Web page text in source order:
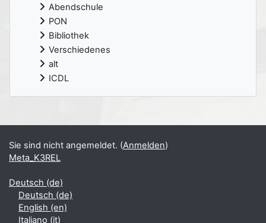
Abendschule
PON
Bibliothek
Verschiedenes
alt
ICDL
Ergänzungsblöcke
Sie sind nicht angemeldet. (Anmelden)
Meta_K3REL
Deutsch ‎(de)‎
Deutsch ‎(de)‎
English ‎(en)‎
Italiano ‎(it)‎